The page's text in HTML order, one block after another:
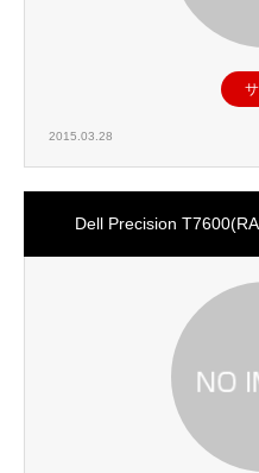
2015.03.28
Dell Precision